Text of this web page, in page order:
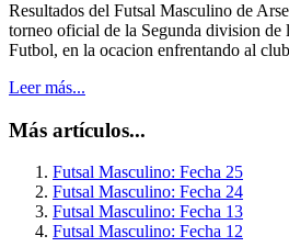
Resultados del Futsal Masculino de
torneo oficial de la Segunda division
Futbol, en la ocacion enfrentando al
Leer más...
Más artículos...
Futsal Masculino: Fecha 25
Futsal Masculino: Fecha 24
Futsal Masculino: Fecha 13
Futsal Masculino: Fecha 12